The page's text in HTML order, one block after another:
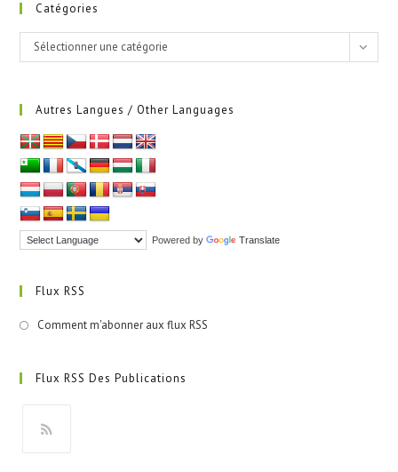
Catégories
Catégories
Sélectionner une catégorie
Autres Langues / Other Languages
Powered by Translate
Flux RSS
Comment m'abonner aux flux RSS
Flux RSS Des Publications